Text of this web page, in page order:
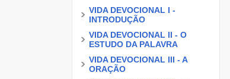
VIDA DEVOCIONAL I -
INTRODUÇÃO
VIDA DEVOCIONAL II - O
ESTUDO DA PALAVRA
VIDA DEVOCIONAL III - A
ORAÇÃO